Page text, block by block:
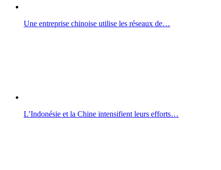
Une entreprise chinoise utilise les réseaux de…
L’Indonésie et la Chine intensifient leurs efforts…